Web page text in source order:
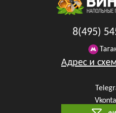
8(495)
Адрес и